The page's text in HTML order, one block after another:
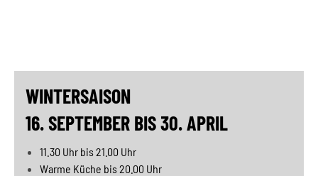
WINTERSAISON
16. SEPTEMBER BIS 30. APRIL
11.30 Uhr bis 21.00 Uhr
Warme Küche bis 20.00 Uhr